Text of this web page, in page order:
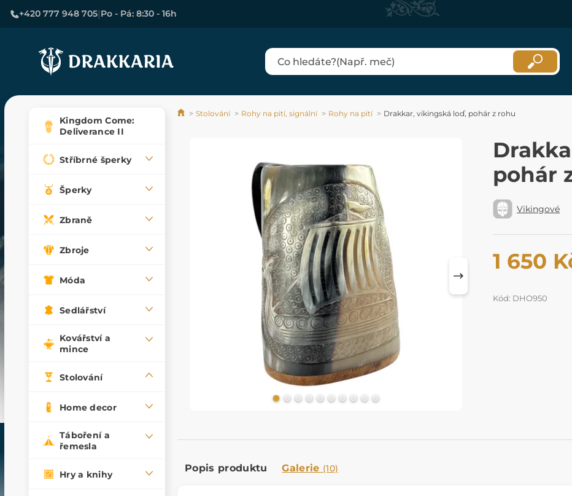
+420 777 948 705|Po - Pá: 8:30 - 16h
Kingdom Come:
Deliverance II
Stříbrné šperky
Šperky
Zbraně
Zbroje
Móda
Sedlářství
Kovářství a
mince
Stolování
Home decor
Táboření a
řemesla
Hry a knihy
Stolování Rohy na pití, signální Rohy na pití Drakkar, vikingská loď, pohár z rohu
pohár
Vikingové
1 650
Kód: DHO950
Popis produktu Galerie (10)